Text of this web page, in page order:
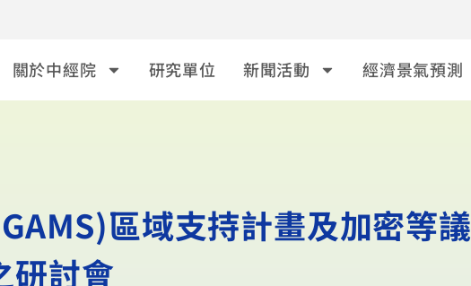
關於中經院 研究單位 新聞活動 經濟景氣預測
區域支持計畫及加密等議
研討會